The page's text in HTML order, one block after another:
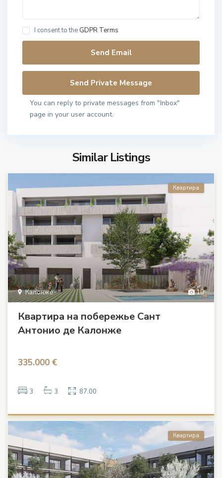
I consent to the GDPR Terms
You can reply to private messages from "Inbox"
page in your user account.
Similar Listings
10
Калонже
Квартира
Квартира на побережье Сант
Антонио де Калонже
335.000 €
3 3 87.00
Квартира